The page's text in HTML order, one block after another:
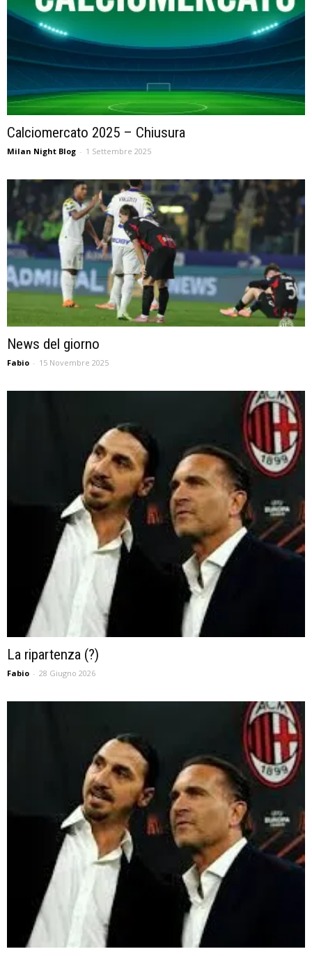
Calciomercato 2025 – Chiusura
Milan Night Blog - 1 Settembre 2025
News del giorno
Fabio - 15 Novembre 2025
La ripartenza (?)
Fabio - 28 Giugno 2026